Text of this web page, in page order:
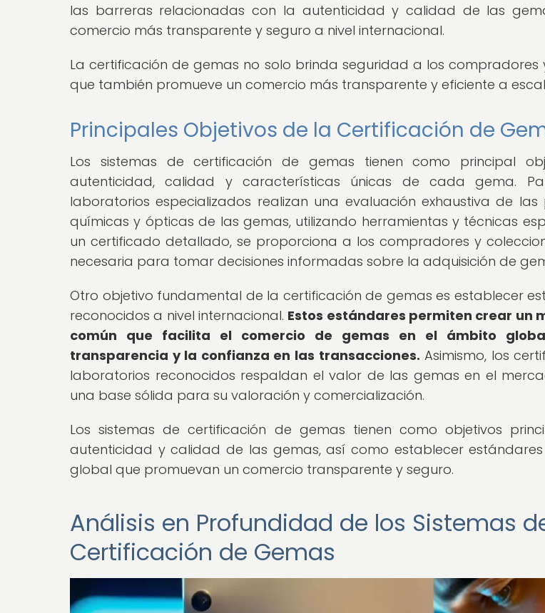
las barreras relacionadas con la autenticidad y calidad de las
comercio más transparente y seguro a nivel internacional.
La certificación de gemas no solo brinda seguridad a los compradores
que también promueve un comercio más transparente y eficiente a
Principales Objetivos de la Certificación de
Los sistemas de certificación de gemas tienen como principal
autenticidad, calidad y características únicas de cada gema.
laboratorios especializados realizan una evaluación exhaustiva de las
químicas y ópticas de las gemas, utilizando herramientas y técnicas
un certificado detallado, se proporciona a los compradores y
necesaria para tomar decisiones informadas sobre la adquisición de
Otro objetivo fundamental de la certificación de gemas es establecer
reconocidos a nivel internacional. Estos estándares permiten crear un
común que facilita el comercio de gemas en el ámbito
transparencia y la confianza en las transacciones. Asimismo, los
laboratorios reconocidos respaldan el valor de las gemas en el
una base sólida para su valoración y comercialización.
Los sistemas de certificación de gemas tienen como objetivos
autenticidad y calidad de las gemas, así como establecer
global que promuevan un comercio transparente y seguro.
Análisis en Profundidad de los Sistemas
Certificación de Gemas